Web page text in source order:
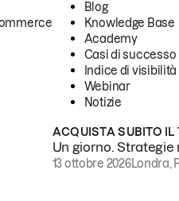
Blog
Knowledge Base
Academy
Casi di successo
Indice di visibilità
Webinar
Notizie
ACQUISTA SUBITO IL
Un giorno.
13 ottobre 2026Londra,